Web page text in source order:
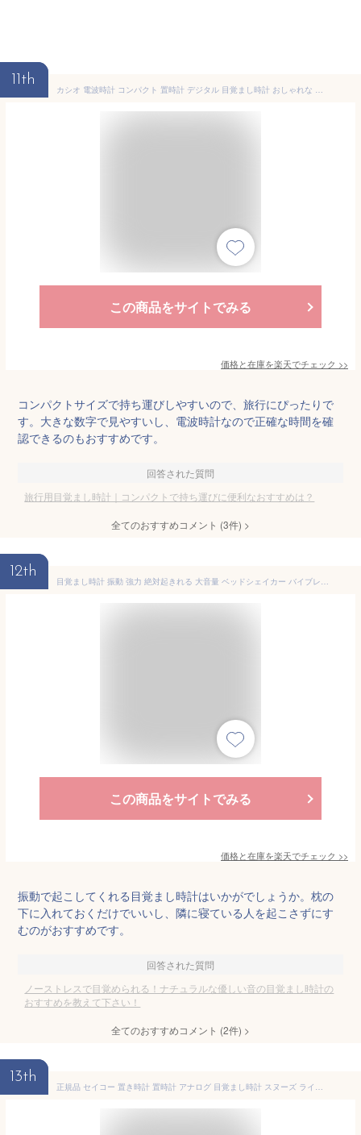
11th
カシオ 電波時計 コンパクト 置時計 デジタル 目覚まし時計 おしゃれな ブルー 青 (CL15JL04BU) スヌーズ アラーム 日付 曜日 カレンダー 温度 湿度計 LED ライト付き 見やすい 大型液晶 静かな トラベルクロック CASIO 小型 電波置き時計 旅行用 目覚まし時計
この商品をサイトでみる
価格と在庫を楽天でチェック >>
コンパクトサイズで持ち運びしやすいので、旅行にぴったりで
す。大きな数字で見やすいし、電波時計なので正確な時間を確
認できるのもおすすめです。
回答された質問
旅行用目覚まし時計｜コンパクトで持ち運びに便利なおすすめは？
全てのおすすめコメント (3件) >
12th
目覚まし時計 振動 強力 絶対起きれる 大音量 ベッドシェイカー バイブレーション デジタルミラー デジタル スヌーズ機能 クロック 寝坊 二度寝予防 バイブ 振動アラーム 調光 時計 卓上 おしゃれ【4月中旬入荷予約】
この商品をサイトでみる
価格と在庫を楽天でチェック >>
振動で起こしてくれる目覚まし時計はいかがでしょうか。枕の
下に入れておくだけでいいし、隣に寝ている人を起こさずにす
むのがおすすめです。
回答された質問
ノーストレスで目覚められる！ナチュラルな優しい音の目覚まし時計の
おすすめを教えて下さい！
全てのおすすめコメント (2件) >
13th
正規品 セイコー 置き時計 置時計 アナログ 目覚まし時計 スヌーズ ライト付き ELバックライト ELライト スイープ秒針 連続秒針 誕生日 女性 女の子 ギフト プレゼント ラッピング 洋室 寝室 子供部屋 かわいい 可愛い ゴールド系 ホワイト系 銅色 コッパー ピンク seiko